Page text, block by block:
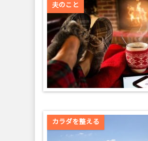
夫のこと
カラダを整える